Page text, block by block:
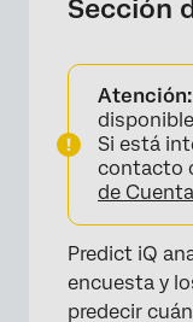
Sección
Atención:
Si está
contacto
de Cuenta
Predict iQ
encuesta y
predecir